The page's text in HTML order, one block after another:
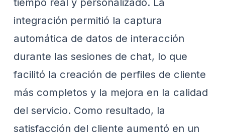
integración permitió la captura
automática de datos de interacción
durante las sesiones de chat, lo que
facilitó la creación de perfiles de cliente
más completos y la mejora en la calidad
del servicio. Como resultado, la
satisfacción del cliente aumentó en un